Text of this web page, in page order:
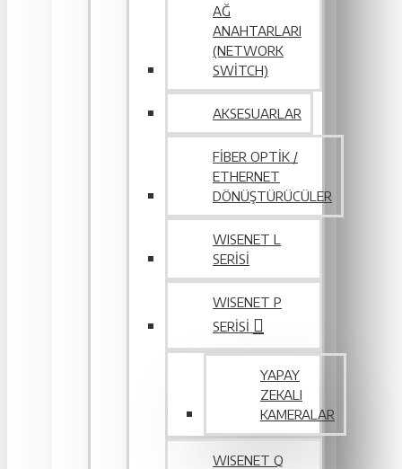
AĞ
ANAHTARLARI
(NETWORK
SWITCH)
AKSESUARLAR
FIBER OPTIK /
ETHERNET
DÖNÜŞTÜRÜCÜLER
WISENET L
SERİSİ
WISENET P
SERISI
YAPAY
ZEKALI
KAMERALAR
WISENET Q